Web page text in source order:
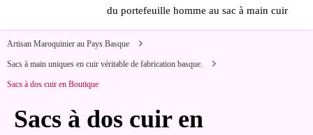
du portefeuille homme au sac à main cuir
Artisan Maroquinier au Pays Basque
Sacs à main uniques en cuir véritable de fabrication basque.
Sacs à dos cuir en Boutique
Sacs à dos cuir en